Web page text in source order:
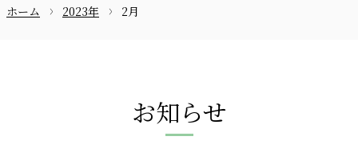
お問合せ
ホーム 2023年 2月
お知らせ